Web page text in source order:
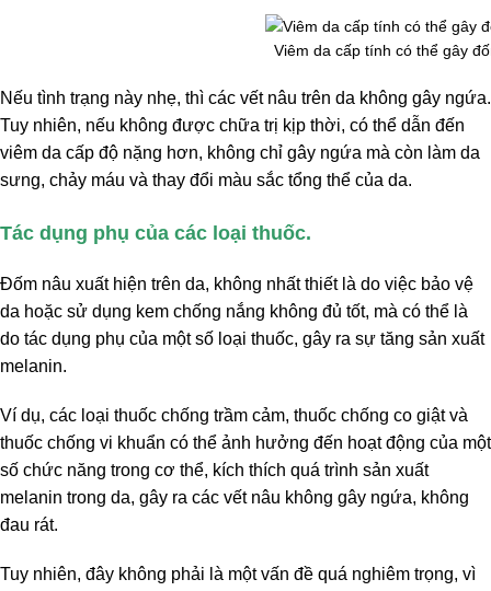
Viêm da cấp tính có thể gây
Nếu tình trạng này nhẹ, thì các vết nâu trên da không gây ngứa.
Tuy nhiên, nếu không được chữa trị kịp thời, có thể dẫn đến
viêm da cấp độ nặng hơn, không chỉ gây ngứa mà còn làm da
sưng, chảy máu và thay đổi màu sắc tổng thể của da.
Tác dụng phụ của các loại thuốc.
Đốm nâu xuất hiện trên da, không nhất thiết là do việc bảo vệ
da hoặc sử dụng kem chống nắng không đủ tốt, mà có thể là
do tác dụng phụ của một số loại thuốc, gây ra sự tăng sản xuất
melanin.
Ví dụ, các loại thuốc chống trầm cảm, thuốc chống co giật và
thuốc chống vi khuẩn có thể ảnh hưởng đến hoạt động của một
số chức năng trong cơ thể, kích thích quá trình sản xuất
melanin trong da, gây ra các vết nâu không gây ngứa, không
đau rát.
Tuy nhiên, đây không phải là một vấn đề quá nghiêm trọng, vì